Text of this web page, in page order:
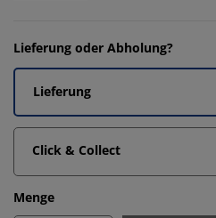
Lieferung oder Abholung?
Lieferung
Click & Collect
Menge